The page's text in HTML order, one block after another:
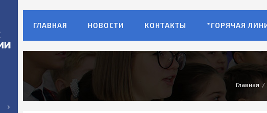
ГЛАВНАЯ НОВОСТИ КОНТАКТЫ *ГОРЯЧАЯ
Главная